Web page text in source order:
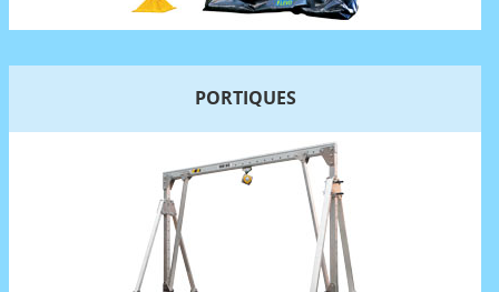
PORTIQUES